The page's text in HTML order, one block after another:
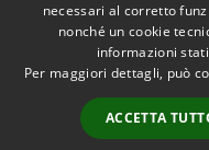
Accessibilità
necessari al corretto
nonché un cookie
informazioni
Per maggiori dettagli, può
ACCETTA